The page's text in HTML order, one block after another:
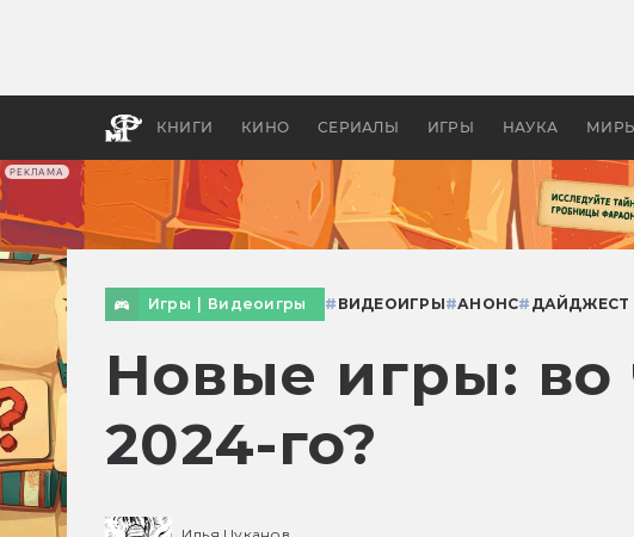
РЕКЛАМА
КНИГИ КИНО СЕРИАЛЫ ИГРЫ НАУКА
апокалипсис, в
Игры Видеоигры # ВИДЕОИГРЫ#АНОНС# ДАЙДЖЕСТ
Новые игры: во
2024-го?